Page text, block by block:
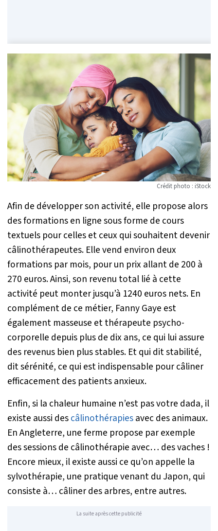
Crédit photo : iStock
Afin de développer son activité, elle propose alors
des formations en ligne sous forme de cours
textuels pour celles et ceux qui souhaitent devenir
câlinothérapeutes. Elle vend environ deux
formations par mois, pour un prix allant de 200 à
270 euros. Ainsi, son revenu total lié à cette
activité peut monter jusqu’à 1240 euros nets. En
complément de ce métier, Fanny Gaye est
également masseuse et thérapeute psycho-
corporelle depuis plus de dix ans, ce qui lui assure
des revenus bien plus stables. Et qui dit stabilité,
dit sérénité, ce qui est indispensable pour câliner
efficacement des patients anxieux.
Enfin, si la chaleur humaine n’est pas votre dada, il
existe aussi descâlinothérapiesavec des animaux.
En Angleterre, une ferme propose par exemple
des sessions de câlinothérapie avec… des vaches !
Encore mieux, il existe aussi ce qu’on appelle la
sylvothérapie, une pratique venant du Japon, qui
consiste à… câliner des arbres, entre autres.
La suite après cette publicité